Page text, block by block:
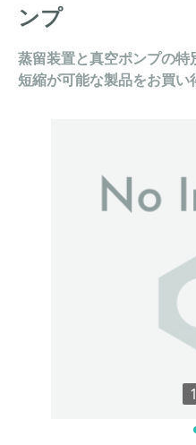
ンプ
蒸留装置と真空ポンプの
短縮が可能な製品をお買い